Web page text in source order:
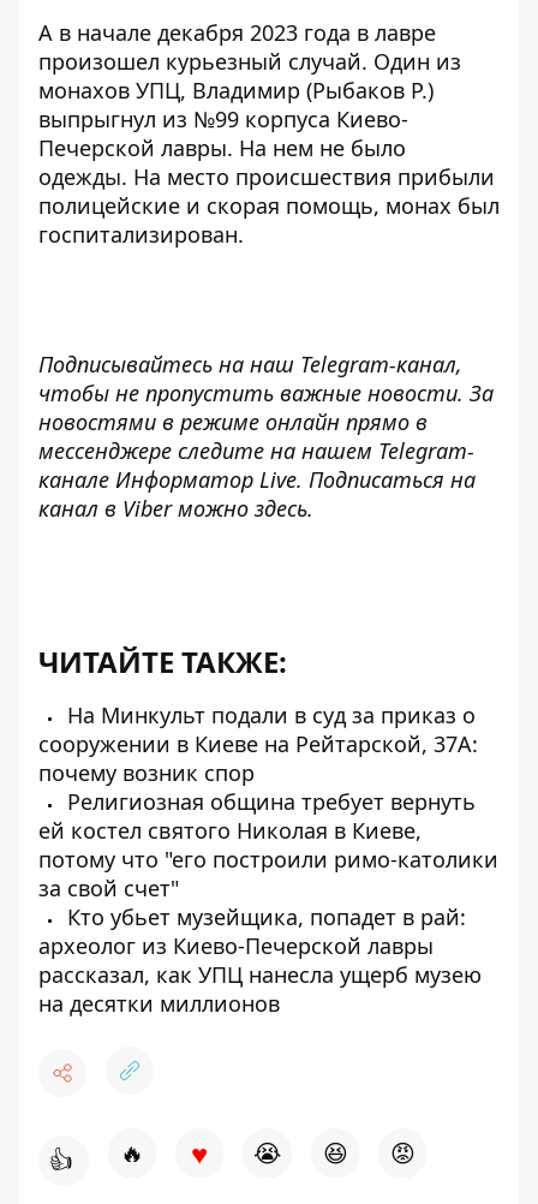
А в начале декабря 2023 года в лавре
произошел курьезный случай. Один из
монахов УПЦ, Владимир (Рыбаков Р.)
выпрыгнул из №99 корпуса Киево-
Печерской лавры. На нем не было
одежды. На место происшествия прибыли
полицейские и скорая помощь, монах был
госпитализирован.
Подписывайтесь на наш Telegram-канал,
чтобы не пропустить важные новости. За
новостями в режиме онлайн прямо в
мессенджере следите на нашем Telegram-
канале Информатор Live. Подписаться на
канал в Viber можно здесь.
ЧИТАЙТЕ ТАКЖЕ:
На Минкульт подали в суд за приказ о
сооружении в Киеве на Рейтарской, 37А:
почему возник спор
Религиозная община требует вернуть
ей костел святого Николая в Киеве,
потому что "его построили римо-католики
за свой счет"
Кто убьет музейщика, попадет в рай:
археолог из Киево-Печерской лавры
рассказал, как УПЦ нанесла ущерб музею
на десятки миллионов
👍 🔥 ♥ 😭 😆 😡